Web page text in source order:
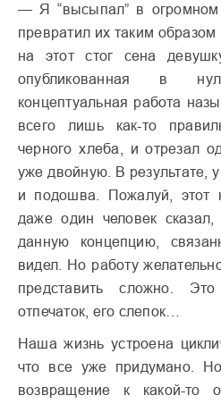
— Я “высыпал” в огромном
превратил их таким образом
на этот стог сена
опубликованная в
концептуальная работа
всего лишь как-то
черного хлеба, и отрезал
уже двойную. В результате,
и подошва. Пожалуй, этот
даже один человек
данную концепцию,
видел. Но работу
представить сложно.
отпечаток, его слепок…
Наша жизнь устроена
что все уже придумано.
возвращение к какой-то